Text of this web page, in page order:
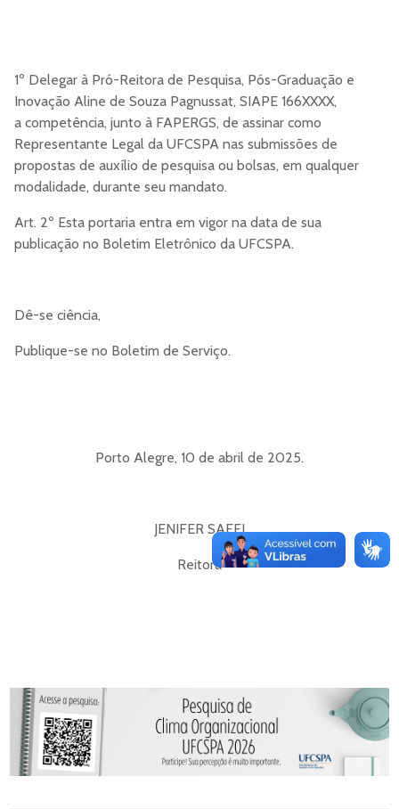
1º Delegar à Pró-Reitora de Pesquisa, Pós-Graduação e
Inovação Aline de Souza Pagnussat, SIAPE 166XXXX,
a competência, junto à FAPERGS, de assinar como
Representante Legal da UFCSPA nas submissões de
propostas de auxílio de pesquisa ou bolsas, em qualquer
modalidade, durante seu mandato.
Art. 2º Esta portaria entra em vigor na data de sua
publicação no Boletim Eletrônico da UFCSPA.
Dê-se ciência,
Publique-se no Boletim de Serviço.
Porto Alegre, 10 de abril de 2025.
JENIFER SAFFI
Reitora